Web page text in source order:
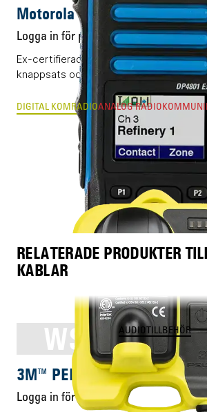
Motorola DP4801Ex
Logga in för pris Vårt
Ex-certifierad komradio (DMR)
knappsats och färgdisplay.
DIGITAL KOMRADIOANALOG
RELATERADE PRODUKTER
KABLAR
WS™ AUDIOTILLBEHÖR
3M™ PELTOR™ WS™
Logga in för pris